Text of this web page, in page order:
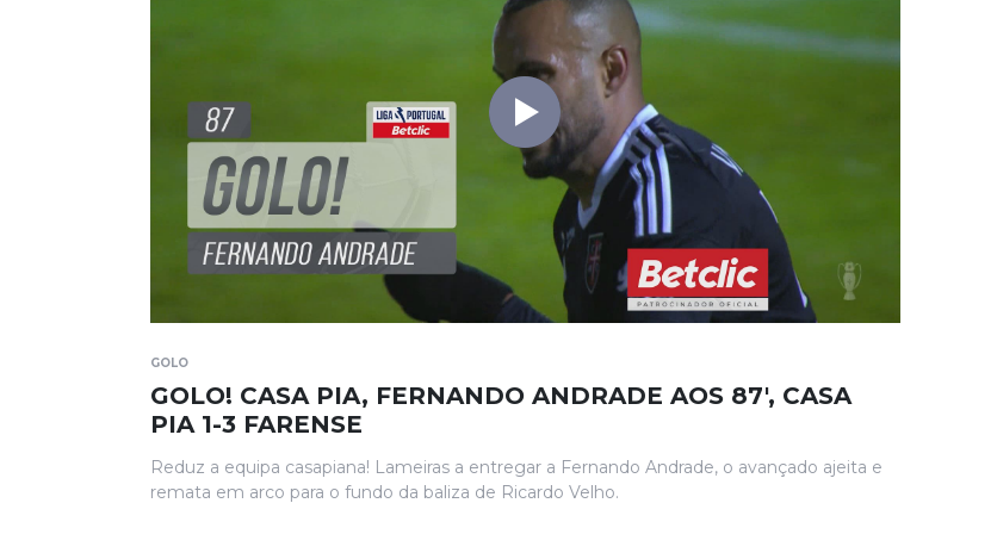
GOLO
GOLO! CASA PIA, FERNANDO ANDRADE AOS 87', CASA
PIA 1-3 FARENSE
Reduz a equipa casapiana! Lameiras a entregar a Fernando Andrade, o avançado ajeita e
remata em arco para o fundo da baliza de Ricardo Velho.